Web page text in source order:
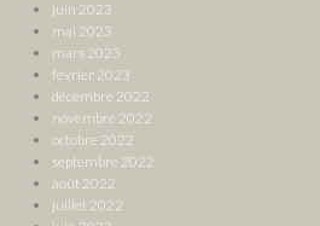
juin 2023
mai 2023
mars 2023
février 2023
décembre 2022
novembre 2022
octobre 2022
septembre 2022
août 2022
juillet 2022